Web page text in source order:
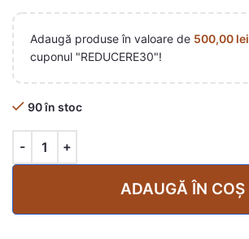
Adaugă produse în valoare de 500,00 lei
cuponul "REDUCERE30"!
90 în stoc
ADAUGĂ ÎN COȘ